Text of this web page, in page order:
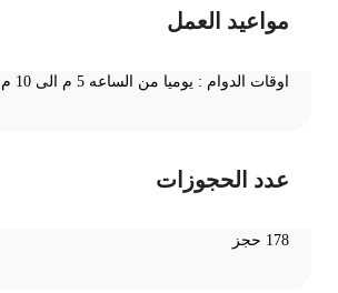
مواعيد العمل
اوقات الدوام : يوميا من الساعه 5 م الى 10 م
عدد الحجوزات